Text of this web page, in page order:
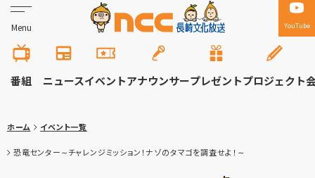
Menu YouTube
番組 ニュースイベントアナウンサープレゼントプロジェクト
ホーム イベント一覧
恐竜センター∼チャレンジミッション！ナゾのタマゴを調査せよ！∼